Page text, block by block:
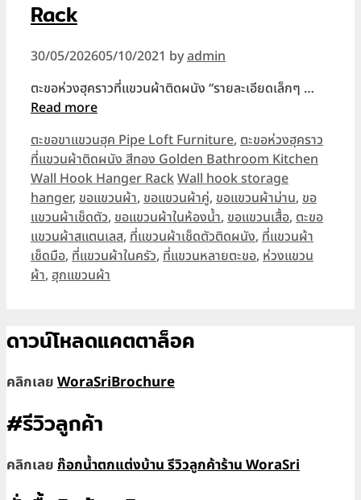
Rack
30/05/202605/10/2021 byadmin
ตะขอห่วงฮุคราวที่แขวนผ้าติดผนัง “รายละเอียดเล็กๆ …
Read more
Categories
ตะขอขาแขวนฮุค Pipe Loft Furniture, ตะขอห่วงฮุคราว
ที่แขวนผ้าติดผนัง สีทอง Golden Bathroom Kitchen
Wall Hook Hanger RackTags
Wall hook storage
hanger, ขอแขวนผ้า, ขอแขวนผ้าคู่, ขอแขวนผ้าม่าน, ขอ
แขวนผ้าเช็ดตัว, ขอแขวนผ้าในห้องน้ำ, ขอแขวนเสื้อ, ตะขอ
แขวนผ้าสแตนเลส, ที่แขวนผ้าเช็ดตัวติดผนัง, ที่แขวนผ้า
เช็ดมือ, ที่แขวนผ้าในครัว, ที่แขวนหลายตะขอ, ห่วงแขวน
ผ้า, ฮุกแขวนผ้า
ดาวน์โหลดแคตตาล็อค
คลิกเลยWoraSriBrochure
#รีวิวลูกค้า
คลิกเลยก๊อกน้ำตกแต่งบ้าน รีวิวลูกค้าร้าน WoraSri